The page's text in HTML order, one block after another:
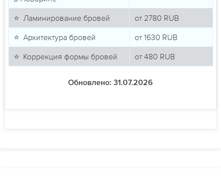
⭐ Ламинирование бровей от 2780 RUB
⭐ Архитектура бровей от 1630 RUB
⭐ Коррекция формы бровей от 480 RUB
Обновлено: 31.07.2026